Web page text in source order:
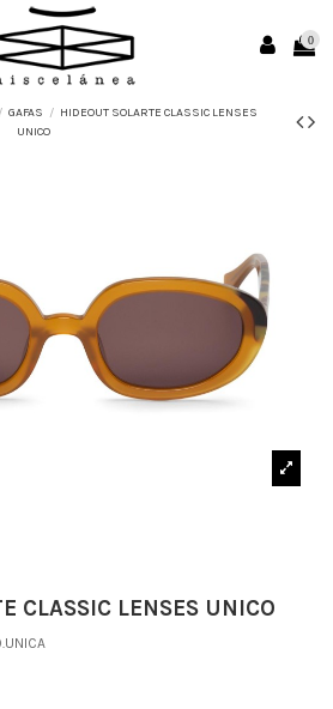
0
GAFAS
HIDEOUT SOLARTE CLASSIC LENSES
UNICO
CLASSIC LENSES UNICO